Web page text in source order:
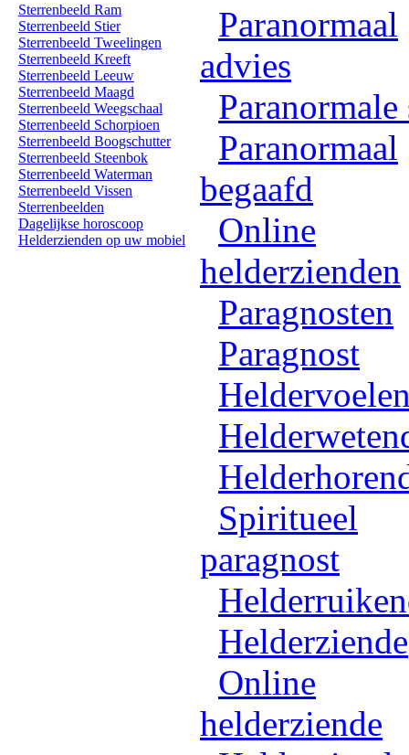
Sterrenbeeld Ram
Sterrenbeeld Stier
Sterrenbeeld Tweelingen
Sterrenbeeld Kreeft
Sterrenbeeld Leeuw
Sterrenbeeld Maagd
Sterrenbeeld Weegschaal
Sterrenbeeld Schorpioen
Sterrenbeeld Boogschutter
Sterrenbeeld Steenbok
Sterrenbeeld Waterman
Sterrenbeeld Vissen
Sterrenbeelden
Dagelijkse horoscoop
Helderzienden op uw mobiel
Paranormaal
advies
Paranormale
Paranormaal
begaafd
Online
helderzienden
Paragnosten
Paragnost
Spiritueel
paragnost
Helderziende
Online
helderziende